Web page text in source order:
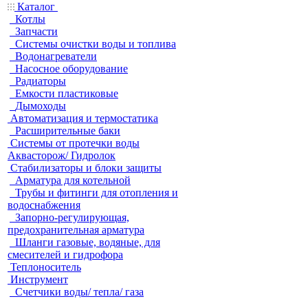
Каталог
Котлы
Запчасти
Системы очистки воды и топлива
Водонагреватели
Насосное оборудование
Радиаторы
Емкости пластиковые
Дымоходы
Автоматизация и термостатика
Расширительные баки
Системы от протечки воды
Аквасторож/ Гидролок
Стабилизаторы и блоки защиты
Арматура для котельной
Трубы и фитинги для отопления и
водоснабжения
Запорно-регулирующая,
предохранительная арматура
Шланги газовые, водяные, для
смесителей и гидрофора
Теплоноситель
Инструмент
Счетчики воды/ тепла/ газа